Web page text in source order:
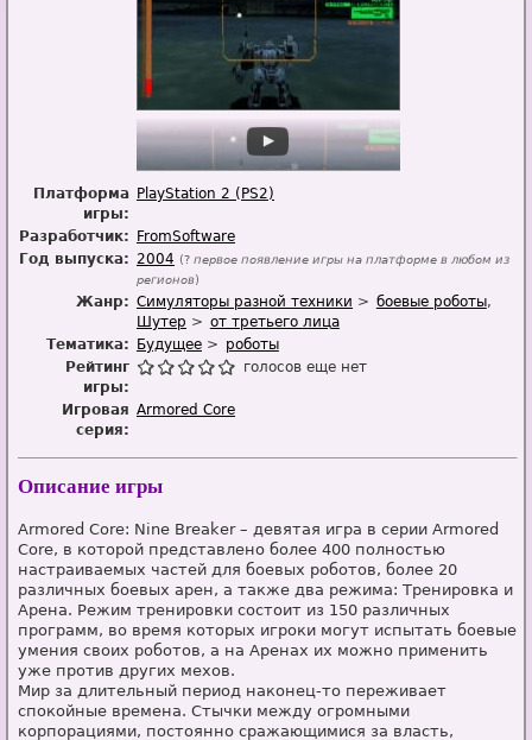
Платформа
игры:
PlayStation 2 (PS2)
Разработчик:
FromSoftware
Год выпуска: 2004 (? первое появление игры на платформе в любом из
регионов)
Жанр: Симуляторы разной техники
боевые роботы
Шутер
от третьего лица
Тематика:
Будущее
роботы
Рейтинг
игры:
голосов еще нет
Игровая
серия:
Armored Core
Описание игры
Armored Core: Nine Breaker – девятая игра в серии Armored
Core, в которой представлено более 400 полностью
настраиваемых частей для боевых роботов, более 20
различных боевых арен, а также два режима: Тренировка и
Арена. Режим тренировки состоит из 150 различных
программ, во время которых игроки могут испытать боевые
умения своих роботов, а на Аренах их можно применить
уже против других мехов.
Мир за длительный период наконец-то переживает
спокойные времена. Стычки между огромными
корпорациями, постоянно сражающимися за власть,